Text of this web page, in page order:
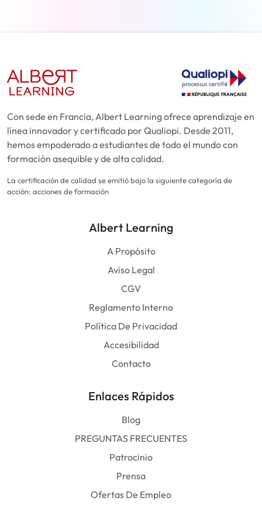
Con sede en Francia, Albert Learning ofrece aprendizaje en
línea innovador y certificado por Qualiopi. Desde 2011,
hemos empoderado a estudiantes de todo el mundo con
formación asequible y de alta calidad.
La certificación de calidad se emitió bajo la siguiente categoría de
acción: acciones de formación
Albert Learning
A Propósito
Aviso Legal
CGV
Reglamento Interno
Política De Privacidad
Accesibilidad
Contacto
Enlaces Rápidos
Blog
PREGUNTAS FRECUENTES
Patrocinio
Prensa
Ofertas De Empleo